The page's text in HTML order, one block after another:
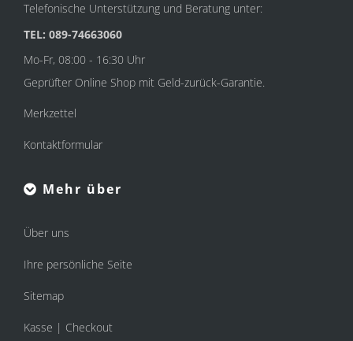
Telefonische Unterstützung und Beratung unter:
TEL: 089-74663060
Mo-Fr, 08:00 - 16:30 Uhr
Geprüfter Online Shop mit Geld-zurück-Garantie.
Merkzettel
Kontaktformular
Mehr über
Über uns
Ihre persönliche Seite
Sitemap
Kasse | Checkout